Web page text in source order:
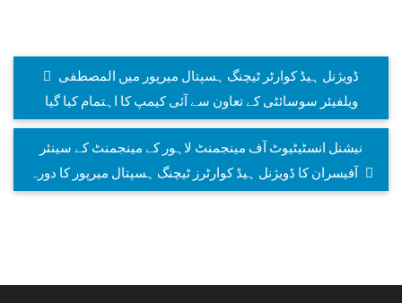
ویلفیئر سوسائٹی کے تعاون سے آئی کیمپ کا اہتمام کیا گیا
نیشنل انسٹیٹیوٹ آف مینجمنٹ لاہور کے مینجمنٹ کے سینئر